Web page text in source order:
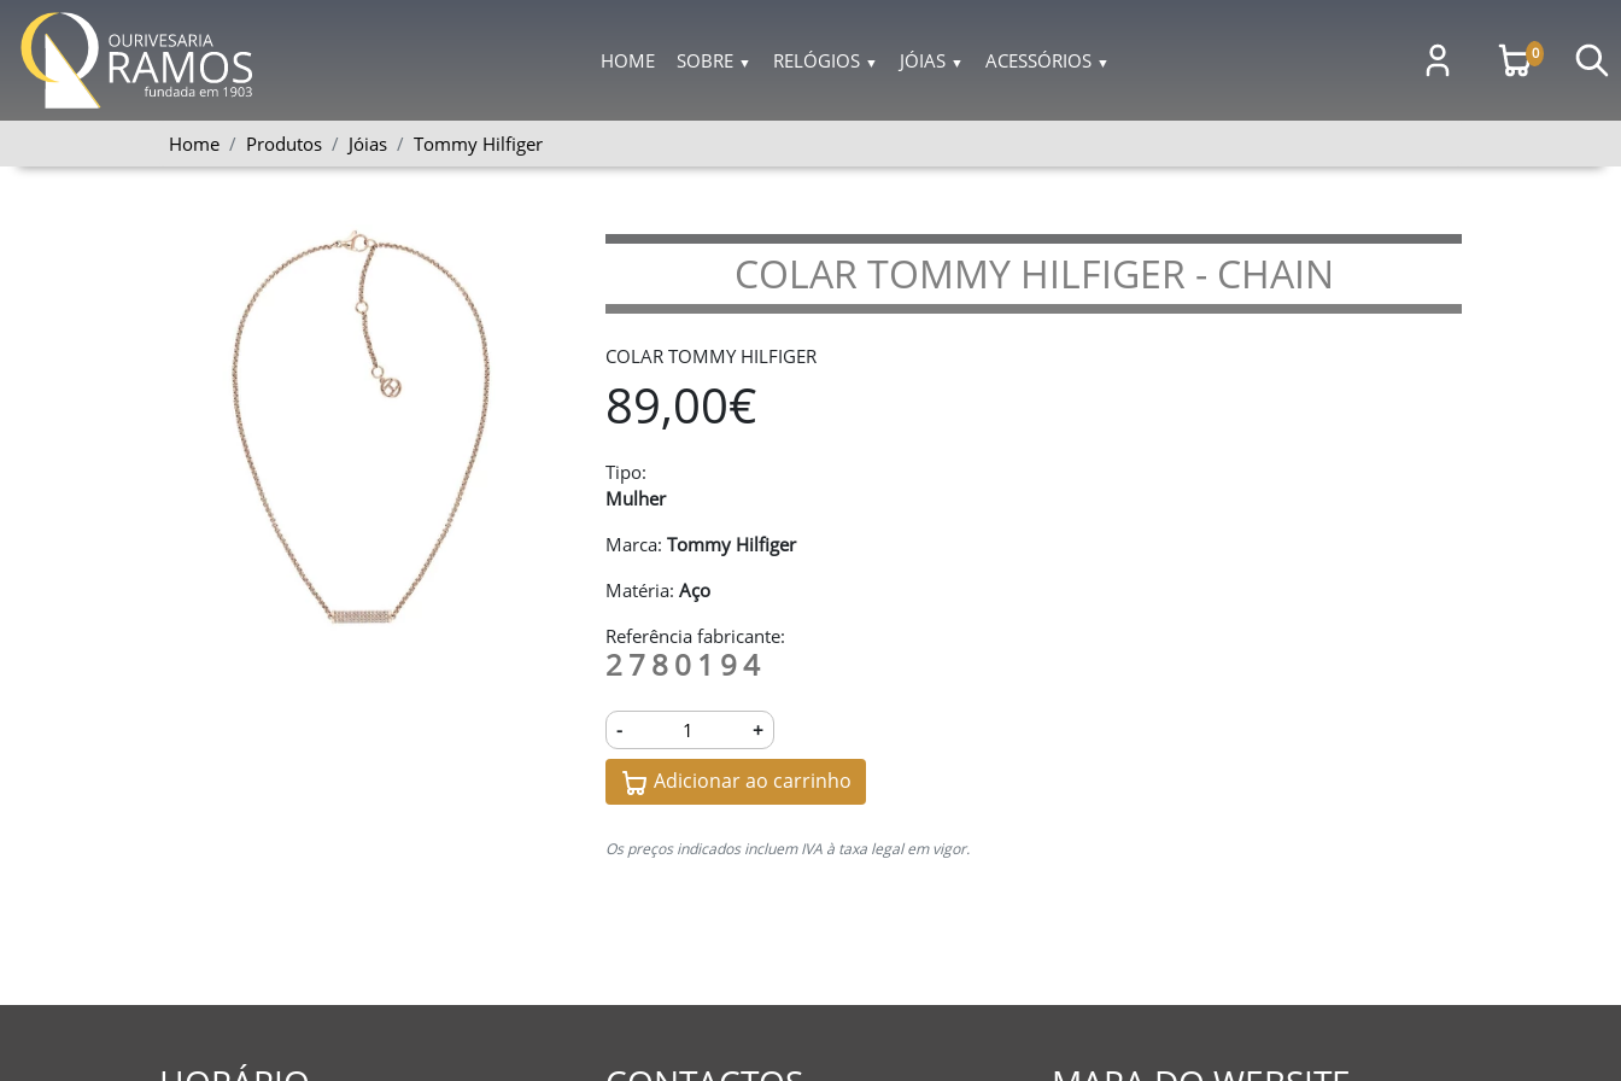
HOME SOBRE ▼ RELÓGIOS ▼ JÓIAS ▼ ACESSÓRIOS ▼ 0
Home Produtos Jóias Tommy Hilfiger
COLAR TOMMY HILFIGER - CHAIN
COLAR TOMMY HILFIGER
89,00€
Tipo:
Mulher
Marca: Tommy Hilfiger
Matéria: Aço
Referência fabricante:
2780194
- +
Adicionar ao carrinho
Os preços indicados incluem IVA à taxa legal em vigor.